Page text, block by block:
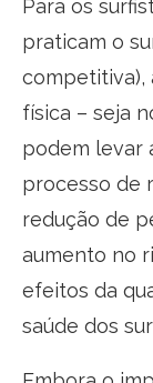
Para os
praticam o
competitiva),
física – seja
podem levar
processo de
redução de
aumento no
efeitos da
saúde dos